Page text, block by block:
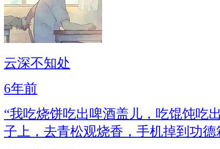
云深不知处
6年前
“我吃烧饼吃出啤酒盖儿，吃馄饨吃
子上，去青松观烧香，手机掉到功